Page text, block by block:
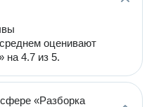
оценивают
на 4.7 из 5.
«Разборка